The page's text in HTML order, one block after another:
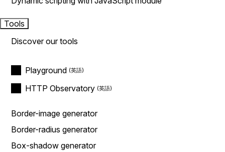
Tools
Discover our tools
Playground
HTTP Observatory
Border-image generator
Border-radius generator
Box-shadow generator